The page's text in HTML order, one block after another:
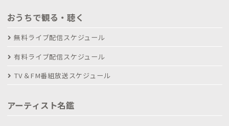
おうちで観る・聴く
無料ライブ配信スケジュール
有料ライブ配信スケジュール
TV＆FM番組放送スケジュール
アーティスト名鑑